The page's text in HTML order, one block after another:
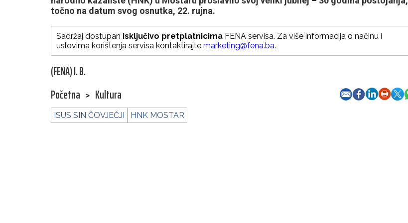
točno na datum svog osnutka, 22. rujna.
Sadržaj dostupan isključivo pretplatnicima FENA servisa. Za više informacija o načinu i
uslovima korištenja servisa kontaktirajte marketing@fena.ba.
(FENA) I. B.
Početna > Kultura
ISUS SIN ČOVJEČJI HNK MOSTAR